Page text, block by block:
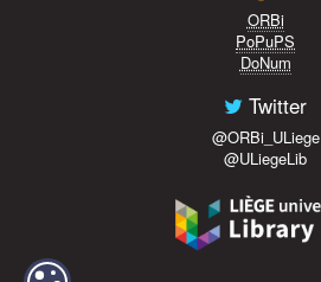
ORBi
PoPuPS
DoNum
Twitter
@ORBi_ULiege
@ULiegeLib